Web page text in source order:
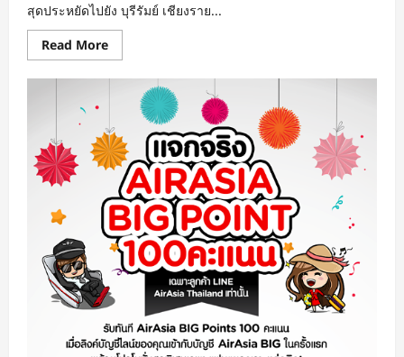
สุดประหยัดไปยัง บุรีรัมย์ เชียงราย...
Read MoreRead
more
โปร
เอเชีย
2017
เที่ยว
ไหน
ประหยัด
บิน
ใน
ประเทศ
ราคา
รวม
เริ่ม
ต้น
ที่
490
บาท
จอง
ด่วน!